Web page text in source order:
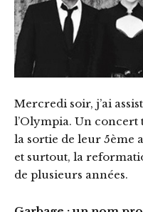
Mercredi soir, j’ai
l’Olympia. Un concert
la sortie de leur 5ème
et surtout, la
de plusieurs années.